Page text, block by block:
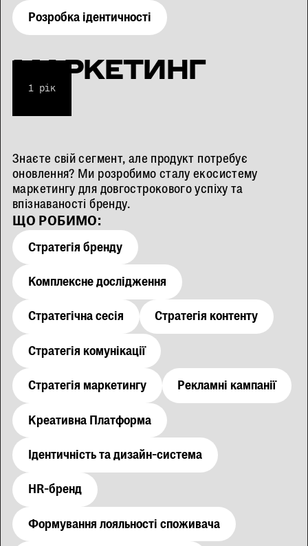
Розробка ідентичності
МАРКЕТИНГ
Знаєте свій сегмент, але продукт потребує
оновлення? Ми розробимо сталу екосистему
маркетингу для довгострокового успіху та
впізнаваності бренду.
ЩО РОБИМО:
Стратегічна сесія
Комплексне дослідження
Стратегія бренду
Стратегія маркетингу
Стратегія комунікації
Стратегія контенту
Ідентичність та дизайн-система
Креативна Платформа
Рекламні кампанії
Формування лояльності споживача
HR-бренд
1 рік